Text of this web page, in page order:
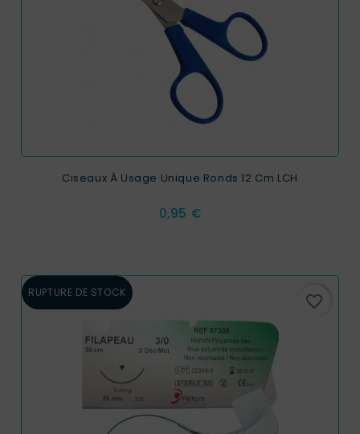
Ciseaux À Usage Unique Ronds 12 Cm LCH
Prix
0,95 €
RUPTURE DE STOCK favorite_border